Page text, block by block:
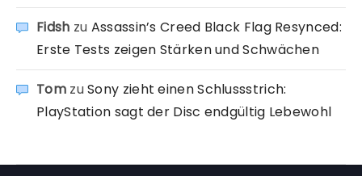
Fidsh zu Assassin’s Creed Black Flag Resynced:
Erste Tests zeigen Stärken und Schwächen
TomzuSony zieht einen Schlussstrich:
PlayStation sagt der Disc endgültig Lebewohl